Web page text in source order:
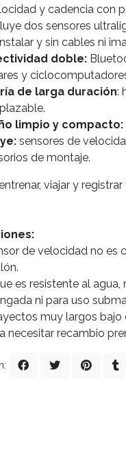
y cadencia con
dos sensores
y sin cables ni
doble:
y
de larga duración:
limpio y compacto:
sensores de
de montaje.
viajar y
de velocidad no es
es resistente al
ni para uso
muy largos
necesitar recambio